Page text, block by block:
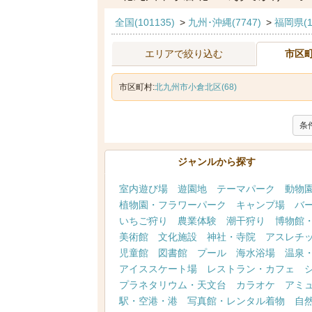
全国(101135) > 九州･沖縄(7747) > 福岡県
エリアで絞り込む 市区
市区町村:北九州市小倉北区(68)
条
ジャンルから探す
室内遊び場 遊園地 テーマパーク
動物
植物園・フラワーパーク
キャンプ場
バ
いちご狩り
農業体験 潮干狩り
博物館
美術館
文化施設 神社・寺院
アスレチ
児童館
図書館 プール 海水浴場
温泉
アイススケート場
レストラン・カフェ
プラネタリウム・天文台
カラオケ
アミ
駅・空港・港
写真館・レンタル着物 自